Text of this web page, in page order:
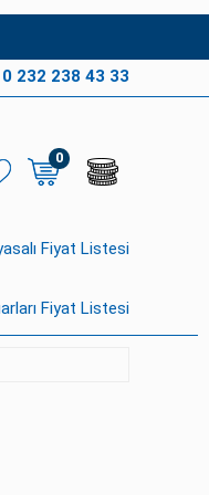
0 232 238 43 33
0
Fiyat Listesi
Fiyat Listesi